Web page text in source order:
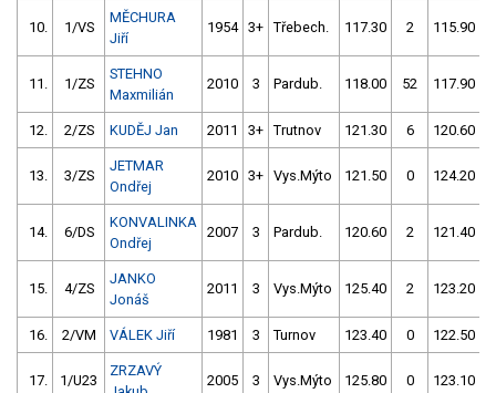
10. 1/VS
MĚCHURA
Jiří
1954 3+ Třebech. 117.30 2 115.90
11. 1/ZS
STEHNO
Maxmilián
2010 3 Pardub. 118.00 52 117.90
12. 2/ZS KUDĚJ Jan 2011 3+ Trutnov 121.30 6 120.60
13. 3/ZS
JETMAR
Ondřej
2010 3+ Vys.Mýto 121.50 0 124.20
14. 6/DS
KONVALINKA
Ondřej
2007 3 Pardub. 120.60 2 121.40
15. 4/ZS
JANKO
Jonáš
2011 3 Vys.Mýto 125.40 2 123.20
16. 2/VM VÁLEK Jiří 1981 3 Turnov 123.40 0 122.50
17. 1/U23
ZRZAVÝ
2005 3 Vys.Mýto 125.80 0 123.10